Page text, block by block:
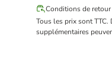
Conditions de retour
Tous les prix sont TTC.
supplémentaires